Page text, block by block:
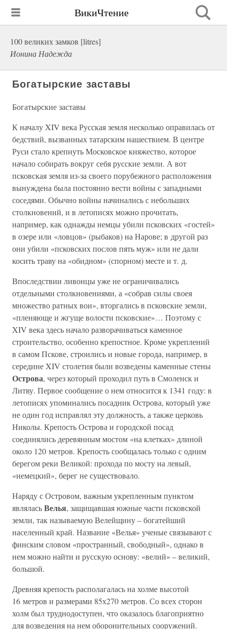
ВикиЧтение
100 великих замков [litres]
Ионина Надежда
Богатырские заставы
Богатырские заставы
К началу XIV века Русская земля несколько оправилась от
бедствий, вызванных татарским нашествием. В центре
Руси стало крепнуть Московское княжество, которое
начало собирать вокруг себя русские земли. А вот
псковская земля из-за своего порубежного расположения
вынуждена была постоянно вести войны с западными
соседями. Обычно войны начинались с небольших
столкновений, и в летописях можно прочитать,
например, как однажды немцы убили псковских «гостей»
в озере или «ловцов» (рыбаков) на Нарове; в другой раз
они убили «псковских послов пять муж» или не дали
косить траву на «обидном» (спорном) месте и т. д.
Впоследствии ливонцы уже не ограничивались
отдельными столкновениями, а «собрав силы своея
множество ратных вои», вторгались в псковские земли,
«пленяюще и жгуще волости псковские»… Поэтому с
XIV века здесь начало разворачиваться каменное
строительство, особенно крепостное. Кроме укреплений
в самом Пскове, строились и новые города, например, в
середине XIV столетия были возведены каменные стены
Острова, через который проходил путь в Смоленск и
Литву. Первое сообщение о нем относится к 1341 году: в
летописях упоминались посадник Острова, который уже
не один год исправлял эту должность, а также церковь
Николы. Крепость Острова и городской посад
соединялись деревянным мостом «на клетках» длиной
около 120 метров. Крепость сообщалась только с одним
берегом реки Великой: прохода по мосту на левый,
«немецкий», берег не существовало.
Наряду с Островом, важным укрепленным пунктом
являласьВелья, защищавшая южные части псковской
земли, так называемую Велейщину – богатейший
населенный край. Название «Велья» ученые связывают с
финским словом «пространный, свободный», однако в
нем можно найти и русскую основу: «велий» – великий,
большой.
Древняя крепость располагалась на холме высотой
16 метров и размерами 85х270 метров. Со всех сторон
холм был труднодоступен, что оказалось благоприятно
для возведения на нем оборонительных сооружений.